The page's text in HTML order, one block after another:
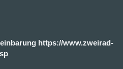
https://www.zweirad-